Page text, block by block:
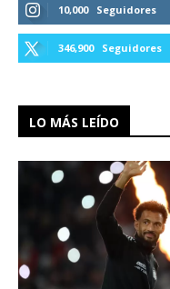
10,000 Seguidores
346,900 Seguidores
LO MÁS LEÍDO